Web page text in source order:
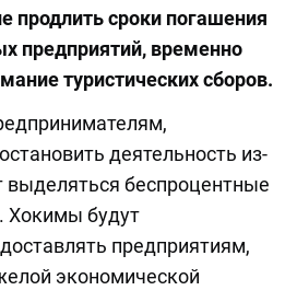
продлить сроки погашения
предприятий, временно
туристических сборов.
деятельность из-
выделяться беспроцентные
Хокимы будут
предприятиям,
экономической